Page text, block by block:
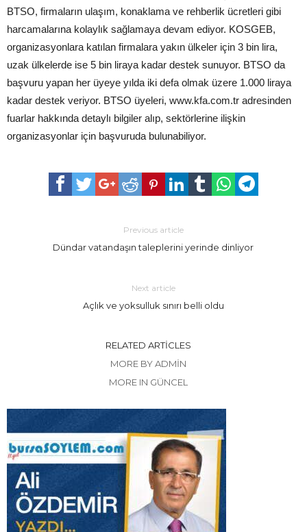
BTSO, firmaların ulaşım, konaklama ve rehberlik ücretleri gibi
harcamalarına kolaylık sağlamaya devam ediyor. KOSGEB,
organizasyonlara katılan firmalara yakın ülkeler için 3 bin lira,
uzak ülkelerde ise 5 bin liraya kadar destek sunuyor. BTSO da
başvuru yapan her üyeye yılda iki defa olmak üzere 1.000 liraya
kadar destek veriyor. BTSO üyeleri, www.kfa.com.tr adresinden
fuarlar hakkında detaylı bilgiler alıp, sektörlerine ilişkin
organizasyonlar için başvuruda bulunabiliyor.
Previous article
Dündar vatandaşın taleplerini yerinde dinliyor
Next article
Açlık ve yoksulluk sınırı belli oldu
RELATED ARTICLES
MORE BY ADMIN
MORE IN GÜNCEL